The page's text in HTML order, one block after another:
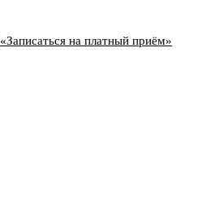
«Записаться на платный приём»